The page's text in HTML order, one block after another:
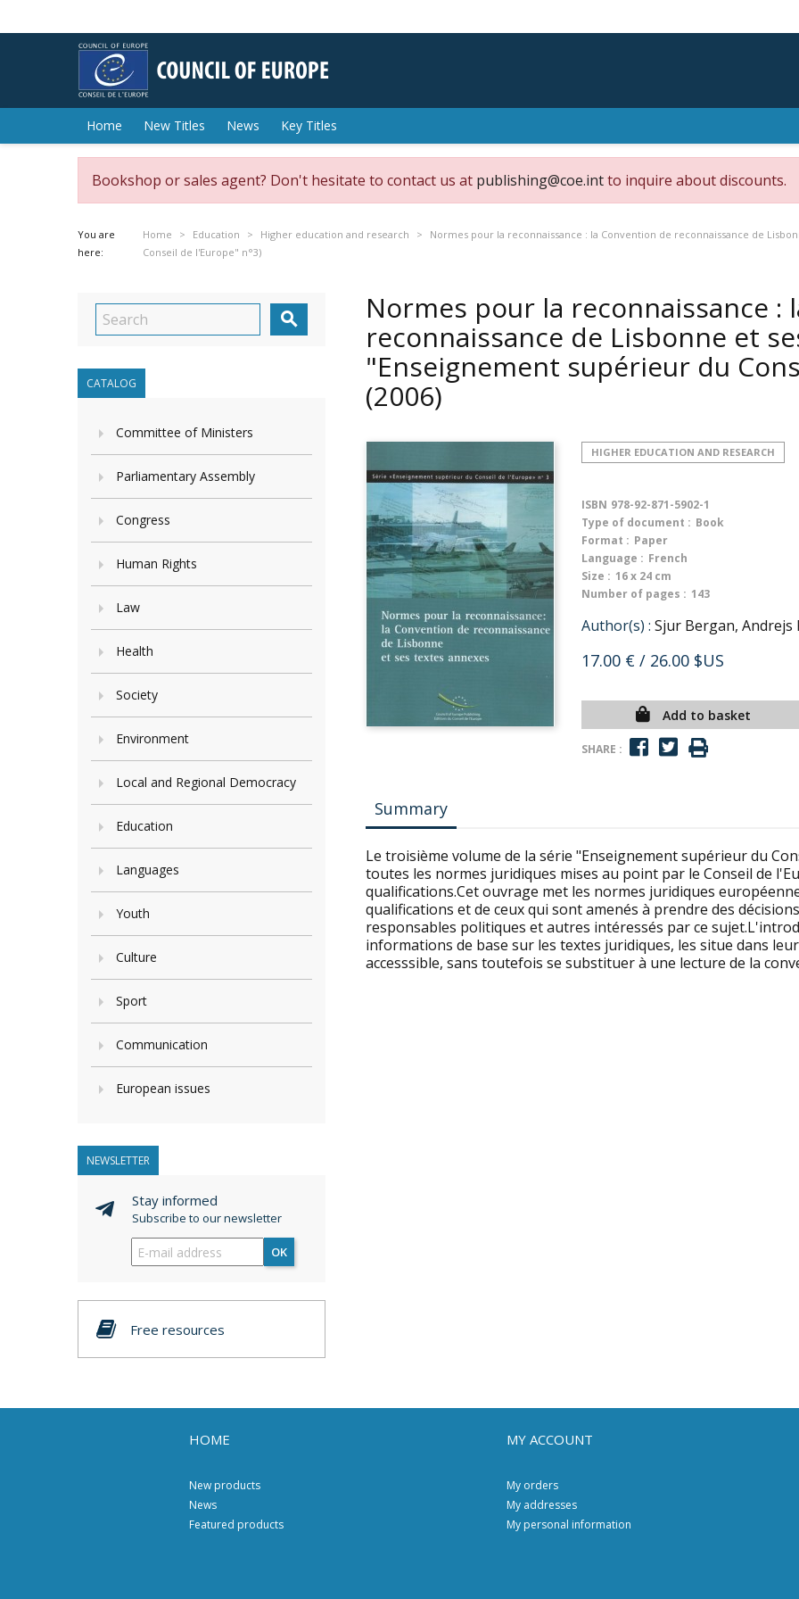
Home New Titles News Key Titles
Bookshop or sales agent? Don't hesitate to contact us at publishing@coe.intto inquire about discounts.
You are
here:
Home Education Higher education and research
Normes pour la reconnaissance : la Convention de reconnaissance de
Conseil de l'Europe" n°3)

CATALOG
Committee of Ministers
Parliamentary Assembly
Congress
Human Rights
Law
Health
Society
Environment
Local and Regional Democracy
Education
Languages
Youth
Culture
Sport
Communication
European issues
NEWSLETTER
Stay informed
Subscribe to our newsletter
OK
Free resources
Normes pour la reconnaissance :
reconnaissance de Lisbonne et
"Enseignement supérieur du
(2006)
HIGHER EDUCATION AND RESEARCH
ISBN 978-92-871-5902-1
Type of document : Book
Format : Paper
Language : French
Size : 16 x 24 cm
Number of pages : 143
Author(s) : Sjur Bergan, Andrejs
17.00 € / 26.00 $US
Add to basket
SHARE :
Summary
Le troisième volume de la série "Enseignement supérieur du
toutes les normes juridiques mises au point par le Conseil de
qualifications.Cet ouvrage met les normes juridiques
qualifications et de ceux qui sont amenés à prendre des
responsables politiques et autres intéressés par ce
informations de base sur les textes juridiques, les situe dans
accesssible, sans toutefois se substituer à une lecture de la
HOME
New products
News
Featured products
MY ACCOUNT
My orders
My addresses
My personal information